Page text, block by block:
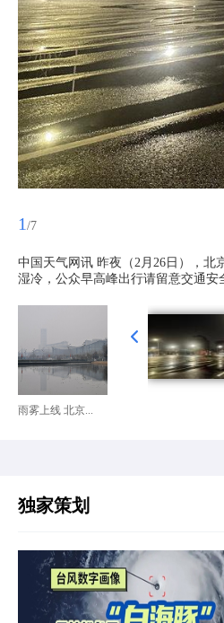
1 /7
中国天气网讯 昨夜（2月26日），
湿冷，公众早高峰出行请留意交通安
雨雾上线 北京...
独家策划